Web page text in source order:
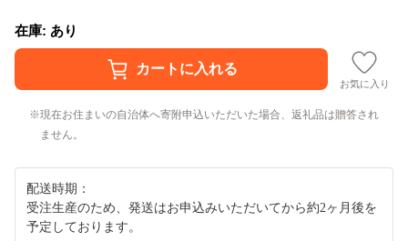
在庫: あり
お気に入り
現在お住まいの自治体へ寄附申込いただいた場合、返礼品は贈答され
ません。
配送時期：
受注生産のため、発送はお申込みいただいてから約2ヶ月後を
予定しております。